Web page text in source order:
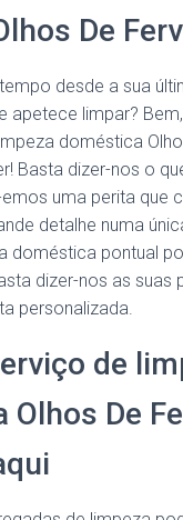
De
desde a sua
apetece limpar?
doméstica
Basta dizer-nos o
uma perita que
detalhe numa
doméstica pontual
dizer-nos as suas
personalizada.
de
Olhos De